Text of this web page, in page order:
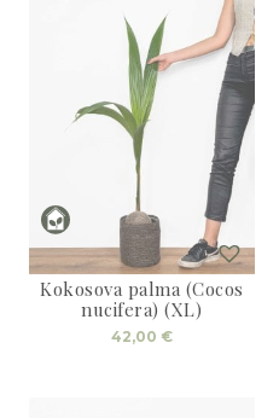
Kokosova palma (Cocos
nucifera) (XL)
42,00 €